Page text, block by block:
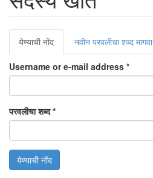
Primary
tabs
येण्याची नोंद (active
tab)
नवीन परवलीचा शब्द मागवा
Username or e-mail address *
परवलीचा शब्द*
येण्याची नोंद